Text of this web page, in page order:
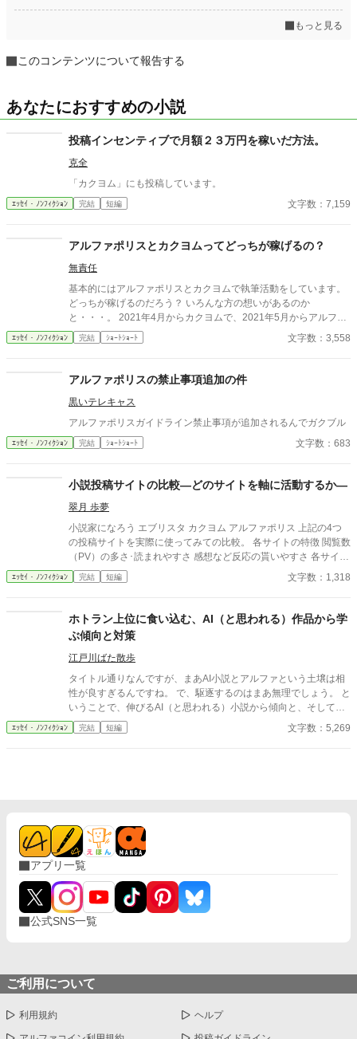
もっと見る
このコンテンツについて報告する
あなたにおすすめの小説
投稿インセンティブで月額２３万円を稼いだ方法。
克全
「カクヨム」にも投稿しています。
ｴｯｾｲ・ﾉﾝﾌｨｸｼｮﾝ 完結 短編 文字数：7,159
アルファポリスとカクヨムってどっちが稼げるの？
無責任
基本的にはアルファポリスとカクヨムで執筆活動をしています。
どっちが稼げるのだろう？ いろんな方の想いがあるのか
と・・・。 2021年4月からカクヨムで、2021年5月からアルファ
ポリスで執筆を開始しました。 あくまで、僕の場合ですが、実デ
ータを元に・・・。
ｴｯｾｲ・ﾉﾝﾌｨｸｼｮﾝ 完結 ｼｮｰﾄｼｮｰﾄ 文字数：3,558
アルファポリスの禁止事項追加の件
黒いテレキャス
アルファポリスガイドライン禁止事項が追加されるんでガクブル
ｴｯｾｲ・ﾉﾝﾌｨｸｼｮﾝ 完結 ｼｮｰﾄｼｮｰﾄ 文字数：683
小説投稿サイトの比較―どのサイトを軸に活動するか―
翠月 歩夢
小説家になろう エブリスタ カクヨム アルファポリス 上記の4つ
の投稿サイトを実際に使ってみての比較。 各サイトの特徴 閲覧数
（PV）の多さ･読まれやすさ 感想など反応の貰いやすさ 各サイト
のジャンル傾向 以上を基準に比較する。 ☆どのサイトを使おうか
と色々試している時に軽く整理したメモがあり、せっかくなので
まとめたものなので短く簡単にしかまとめてないので、もっと詳
しく知りたい場合は他の人のを参考にすることを推奨します。
ｴｯｾｲ・ﾉﾝﾌｨｸｼｮﾝ 完結 短編 文字数：1,318
ホトラン上位に食い込む、AI（と思われる）作品から学
ぶ傾向と対策
江戸川ばた散歩
タイトル通りなんですが、まあAI小説とアルファという土壌は相
性が良すぎるんですね。 で、駆逐するのはまあ無理でしょう。 と
いうことで、伸びるAI（と思われる）小説から傾向と、そして自
筆系にも生かせること、そしてAIには無理なことに関して。
ｴｯｾｲ・ﾉﾝﾌｨｸｼｮﾝ 完結 短編 文字数：5,269
アプリ一覧
公式SNS一覧
ご利用について
利用規約 ヘルプ